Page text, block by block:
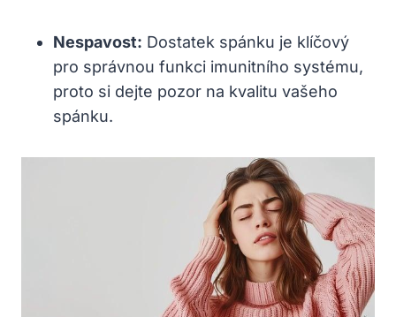
Nespavost: Dostatek spánku je klíčový
pro správnou funkci imunitního systému,
proto si dejte pozor na kvalitu vašeho
spánku.